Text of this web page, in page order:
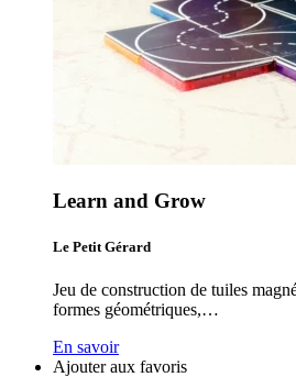
Learn and Grow
Le Petit Gérard
Jeu de construction de tuiles
formes géométriques,…
En savoir
Ajouter aux favoris